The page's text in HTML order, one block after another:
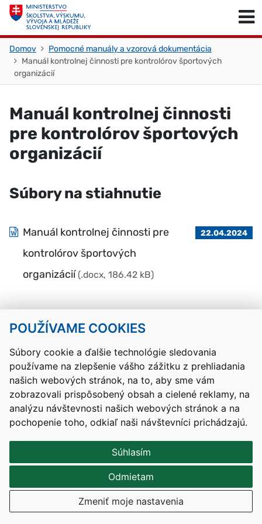
POUŽÍVAME COOKIES
Súbory cookie a ďalšie technológie sledovania
používame na zlepšenie vášho zážitku z prehliadania
našich webových stránok, na to, aby sme vám
zobrazovali prispôsobený obsah a cielené reklamy, na
analýzu návštevnosti našich webových stránok a na
pochopenie toho, odkiaľ naši návštevníci prichádzajú.
Súhlasím
Odmietam
Zmeniť moje nastavenia
Skočiť na obsah
Domov
Pomocné manuály a vzorová dokumentácia
Manuál kontrolnej činnosti pre kontrolórov športových
organizácií
Manuál kontrolnej činnosti
pre kontrolórov športových
organizácií
Súbory na stiahnutie
Manuál kontrolnej činnosti pre
kontrolórov športových
organizácií (.docx, 186.42 kB)
22.04.2024
Skočiť na začiatok stránky
Kontakty Mapa stránky RSS Vyhlásenie o prístupnosti
Nastavenia cookies
Prevádzkovateľom služby je Ministerstvo školstva, výskumu,
vývoja a mládeže Slovenskej republiky.
Tvorba stránok: Aglo Solutions